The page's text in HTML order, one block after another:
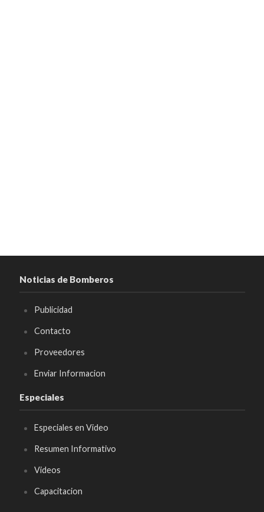
Noticias de Bomberos
Publicidad
Contacto
Proveedores
Enviar Informacion
Especiales
Especiales en Video
Resumen Informativo
Videos
Capacitacion